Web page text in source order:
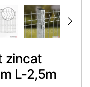
zincat
L-2,5m